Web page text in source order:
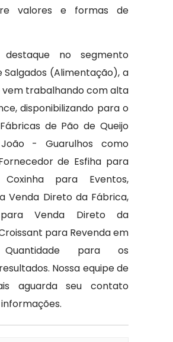
valores e formas de
no segmento
Salgados (Alimentação), a
vem trabalhando com alta
disponibilizando para o
de Pão de Queijo
- Guarulhos como
de Esfiha para
Coxinha para Eventos,
Venda Direto da Fábrica,
para Venda Direto da
para Revenda em
para os
Nossa equipe de
aguarda seu contato